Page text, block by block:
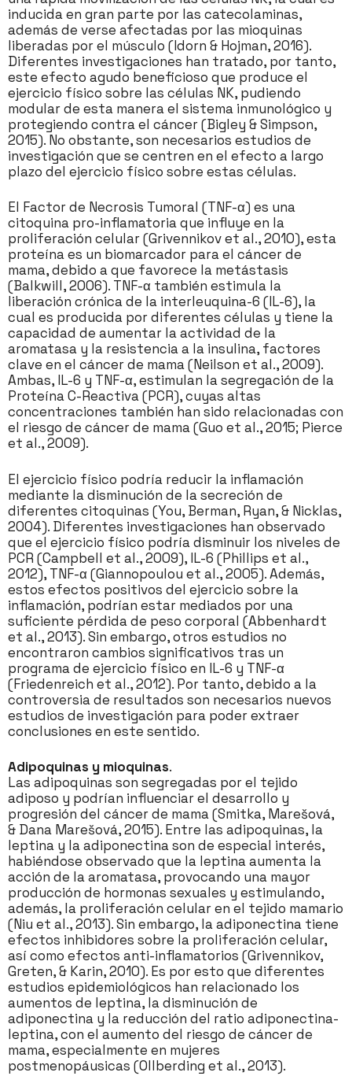
inducida en gran parte por las catecolaminas,
además de verse afectadas por las mioquinas
liberadas por el músculo (Idorn & Hojman, 2016).
Diferentes investigaciones han tratado, por tanto,
este efecto agudo beneficioso que produce el
ejercicio físico sobre las células NK, pudiendo
modular de esta manera el sistema inmunológico y
protegiendo contra el cáncer (Bigley & Simpson,
2015). No obstante, son necesarios estudios de
investigación que se centren en el efecto a largo
plazo del ejercicio físico sobre estas células.
El Factor de Necrosis Tumoral (TNF-α) es una
citoquina pro-inflamatoria que influye en la
proliferación celular (Grivennikov et al., 2010), esta
proteína es un biomarcador para el cáncer de
mama, debido a que favorece la metástasis
(Balkwill, 2006). TNF-α también estimula la
liberación crónica de la interleuquina-6 (IL-6), la
cual es producida por diferentes células y tiene la
capacidad de aumentar la actividad de la
aromatasa y la resistencia a la insulina, factores
clave en el cáncer de mama (Neilson et al., 2009).
Ambas, IL-6 y TNF-α, estimulan la segregación de la
Proteína C-Reactiva (PCR), cuyas altas
concentraciones también han sido relacionadas con
el riesgo de cáncer de mama (Guo et al., 2015; Pierce
et al., 2009).
El ejercicio físico podría reducir la inflamación
mediante la disminución de la secreción de
diferentes citoquinas (You, Berman, Ryan, & Nicklas,
2004). Diferentes investigaciones han observado
que el ejercicio físico podría disminuir los niveles de
PCR (Campbell et al., 2009), IL-6 (Phillips et al.,
2012), TNF-α (Giannopoulou et al., 2005). Además,
estos efectos positivos del ejercicio sobre la
inflamación, podrían estar mediados por una
suficiente pérdida de peso corporal (Abbenhardt
et al., 2013). Sin embargo, otros estudios no
encontraron cambios significativos tras un
programa de ejercicio físico en IL-6 y TNF-α
(Friedenreich et al., 2012). Por tanto, debido a la
controversia de resultados son necesarios nuevos
estudios de investigación para poder extraer
conclusiones en este sentido.
Adipoquinas y mioquinas.
Las adipoquinas son segregadas por el tejido
adiposo y podrían influenciar el desarrollo y
progresión del cáncer de mama (Smitka, Marešová,
& Dana Marešová, 2015). Entre las adipoquinas, la
leptina y la adiponectina son de especial interés,
habiéndose observado que la leptina aumenta la
acción de la aromatasa, provocando una mayor
producción de hormonas sexuales y estimulando,
además, la proliferación celular en el tejido mamario
(Niu et al., 2013). Sin embargo, la adiponectina tiene
efectos inhibidores sobre la proliferación celular,
así como efectos anti-inflamatorios (Grivennikov,
Greten, & Karin, 2010). Es por esto que diferentes
estudios epidemiológicos han relacionado los
aumentos de leptina, la disminución de
adiponectina y la reducción del ratio adiponectina-
leptina, con el aumento del riesgo de cáncer de
mama, especialmente en mujeres
postmenopáusicas (Ollberding et al., 2013).